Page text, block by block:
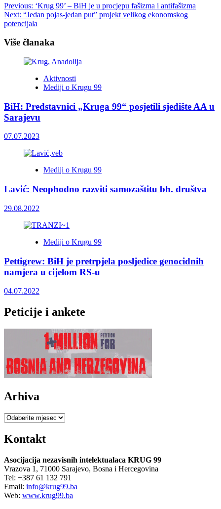
Post
navigation
Previous: ‘Krug 99’ – BiH je u procjepu fašizma i antifašizma
Next: “Jedan pojas-jedan put” projekt velikog ekonomskog
potencijala
Više članaka
Aktivnosti
Mediji o Krugu 99
BiH: Predstavnici „Kruga 99“ posjetili sjedište AA u
Sarajevu
07.07.2023
Mediji o Krugu 99
Lavić: Neophodno razviti samozaštitu bh. društva
29.08.2022
Mediji o Krugu 99
Pettigrew: BiH je pretrpjela posljedice genocidnih
namjera u cijelom RS-u
04.07.2022
Peticije i ankete
Arhiva
Arhiva
Kontakt
Asocijacija nezavisnih intelektualaca KRUG 99
Vrazova 1, 71000 Sarajevo, Bosna i Hercegovina
Tel: +387 61 132 791
Email: info@krug99.ba
Web: www.krug99.ba